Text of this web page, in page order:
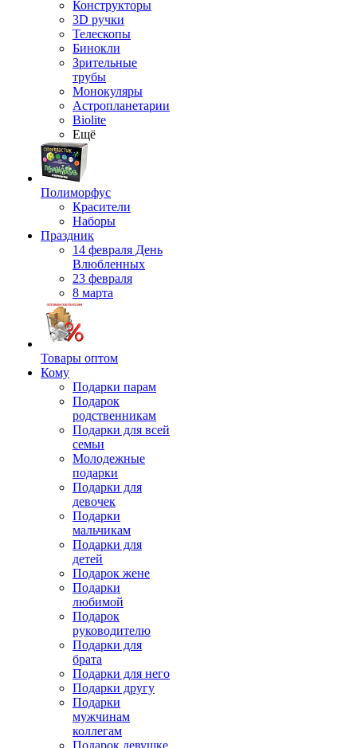
Конструкторы
3D ручки
Телескопы
Бинокли
Зрительные
трубы
Монокуляры
Астропланетарии
Biolite
Ещё
Полиморфус
Красители
Наборы
Праздник
14 февраля День
Влюбленных
23 февраля
8 марта
Товары оптом
Кому
Подарки парам
Подарок
родственникам
Подарки для всей
семьи
Молодежные
подарки
Подарки для
девочек
Подарки
мальчикам
Подарки для
детей
Подарок жене
Подарки
любимой
Подарок
руководителю
Подарки для
брата
Подарки для него
Подарки другу
Подарки
мужчинам
коллегам
Подарок девушке